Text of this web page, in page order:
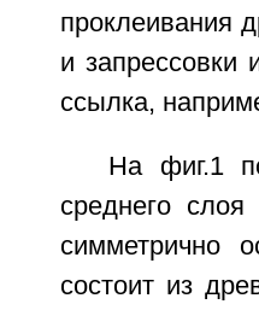
проклеивания
и запрессовки
ссылка,
На фиг.1
среднего
симметрично
состоит из